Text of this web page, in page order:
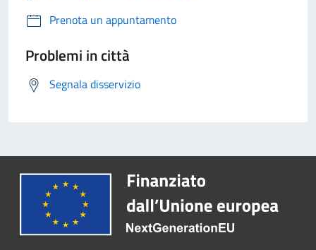
Prenota un appuntamento
Problemi in città
Segnala disservizio